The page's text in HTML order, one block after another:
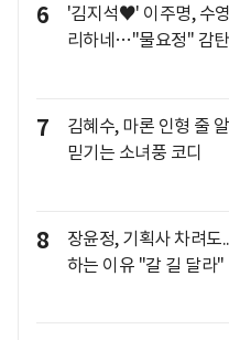
6
'김지석♥' 이주명, 수
리하네…"물요정" 감
7
김혜수, 마론 인형 줄
믿기는 소녀풍 코디
8
장윤정, 기획사 차려
하는 이유 "갈 길 달라